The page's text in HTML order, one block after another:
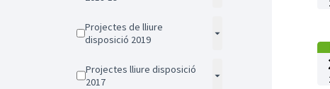
Projectes de lliure
disposició 2019
Projectes lliure disposició
2017